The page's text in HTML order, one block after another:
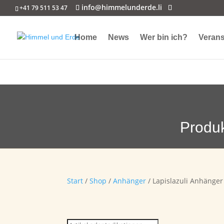
+41 79 511 53 47 info@himmelunderde.li
Home News Wer bin ich?
Start /Shop /Anhänger / Lapislazuli